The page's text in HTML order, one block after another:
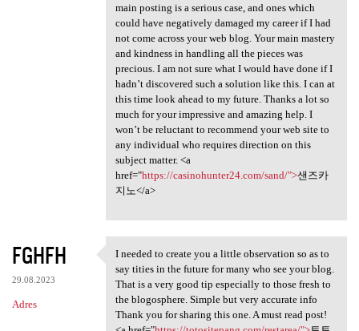
main posting is a serious case, and ones which
could have negatively damaged my career if I had
not come across your web blog. Your main mastery
and kindness in handling all the pieces was
precious. I am not sure what I would have done if I
hadn’t discovered such a solution like this. I can at
this time look ahead to my future. Thanks a lot so
much for your impressive and amazing help. I
won’t be reluctant to recommend your web site to
any individual who requires direction on this
subject matter. <a
href="https://casinohunter24.com/sand/">샌즈카
지노</a>
FGHFH
29.08.2023
Adres
I needed to create you a
I needed to create you a little observation so as to
say tities in the future for many who see your blog.
That is a very good tip especially to those fresh to
the blogosphere. Simple but very accurate info
Thank you for sharing this one. A must read post!